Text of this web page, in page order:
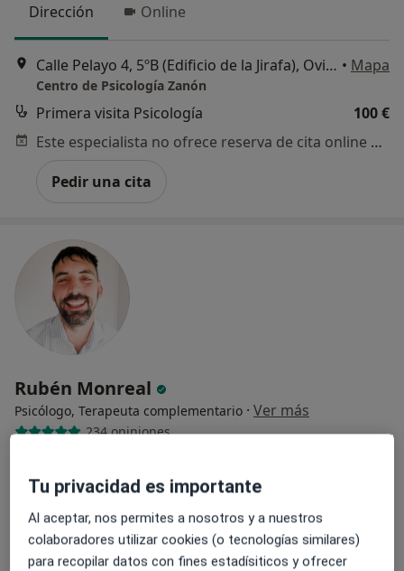
Dirección Online
Calle Pelayo 4, 5ºB (Edificio de la Jirafa), Oviedo • Mapa
Centro de Psicología Zanón
Primera visita Psicología
100 €
Este especialista no ofrece reserva de cita online en esta dirección.
Pedir una cita
Rubén Monreal
Psicólogo, Terapeuta complementario · Ver más
234 opiniones
Miedo, relaciones, límites, decisiones y deporte
Desde 2016 · Online, presencial y fines de semana
Dirección
Online
Tu privacidad es importante
Al aceptar, nos permites a nosotros y a nuestros
colaboradores utilizar cookies (o tecnologías similares)
para recopilar datos con fines estadísiticos y ofrecer